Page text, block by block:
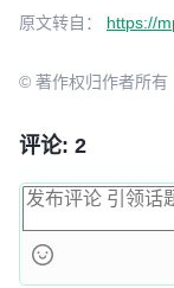
原文转自： https://
© 著作权归作者所有
评论: 2